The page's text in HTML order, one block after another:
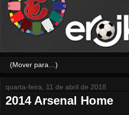
quarta-feira, 11 de abril de 2018
2014 Arsenal Home